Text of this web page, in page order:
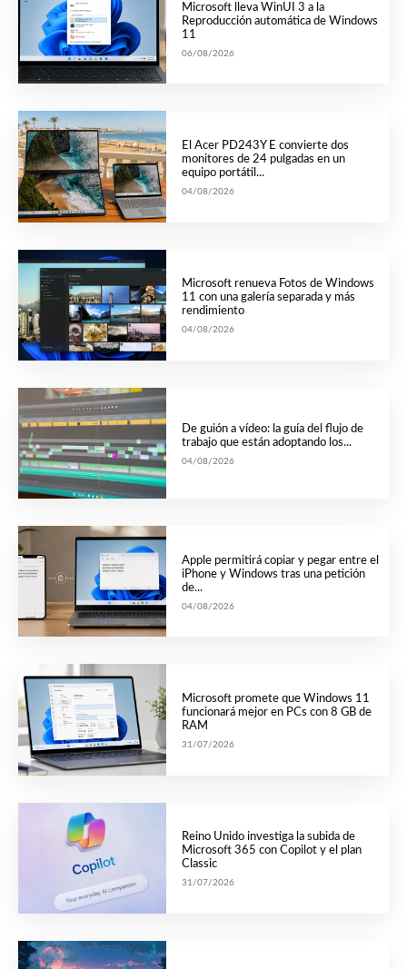
Microsoft lleva WinUI 3 a la
Reproducción automática de Windows
11
06/08/2026
El Acer PD243Y E convierte dos
monitores de 24 pulgadas en un
equipo portátil...
04/08/2026
Microsoft renueva Fotos de Windows
11 con una galería separada y más
rendimiento
04/08/2026
De guión a vídeo: la guía del flujo de
trabajo que están adoptando los...
04/08/2026
Apple permitirá copiar y pegar entre el
iPhone y Windows tras una petición
de...
04/08/2026
Microsoft promete que Windows 11
funcionará mejor en PCs con 8 GB de
RAM
31/07/2026
Reino Unido investiga la subida de
Microsoft 365 con Copilot y el plan
Classic
31/07/2026